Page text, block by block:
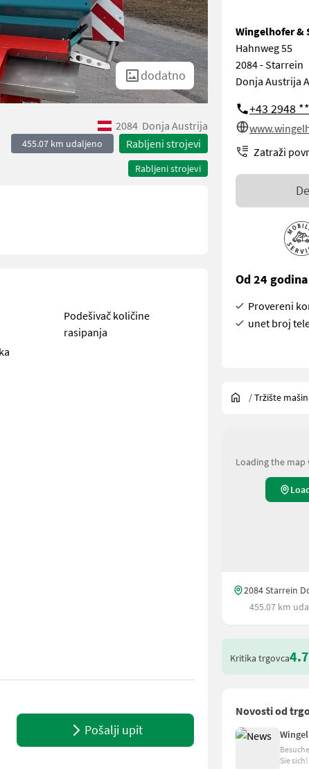
dodatno
2084 Donja Austrija
455.07 km udaljeno Rabljeni strojevi
Rabljeni strojevi
Podešivač količine
rasipanja
- Stop & Go mit elektrischer Bedienung - manuelles
Pošalji upit
Wingelhofer &
Hahnweg 55
2084 - Starrein
Donja Austrija
+43 2948
Zatraži
Od 24
Provereni
unet broj
/Tržište
Loading the
2084 Starrein
455.07 km
Kritika trgovca4.7
Novosti od
Sie sich!